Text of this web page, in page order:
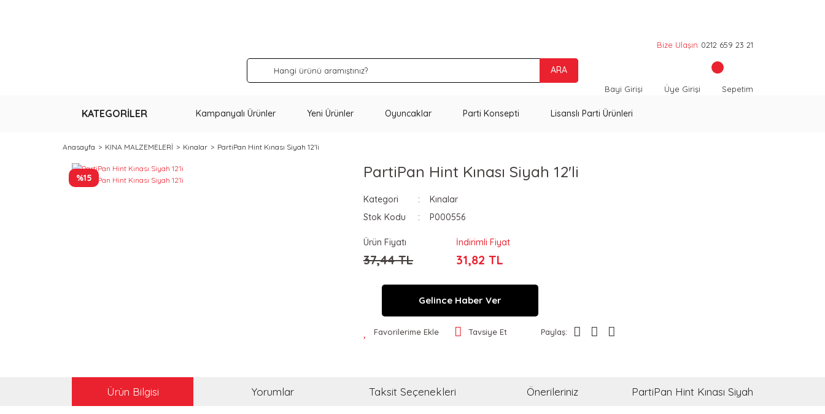
ARA
Bize Ulaşın 0212 659 23 21
Bayi Girişi Üye Girişi Sepetim
KATEGORİLER Kampanyalı Ürünler Yeni Ürünler Oyuncaklar Parti Konsepti Lisanslı Parti Ürünleri
Anasayfa KINA MALZEMELERİ Kınalar PartiPan Hint Kınası Siyah 12'li
%15 PartiPan Hint Kınası Siyah 12'li
Kategori
Kınalar
Stok Kodu
P000556
Ürün Fiyatı
37,44 TL
İndirimli Fiyat
31,82 TL
Gelince Haber Ver
Favorilerime Ekle Tavsiye Et Paylaş:
Ürün Bilgisi Yorumlar Taksit Seçenekleri Önerileriniz PartiPan Hint Kınası Siyah